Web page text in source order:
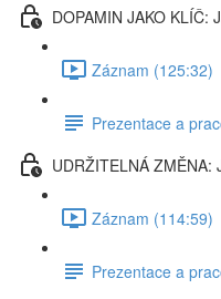
DOPAMIN JAKO
Záznam (125:32)
Prezentace a
UDRŽITELNÁ
Záznam (114:59)
Prezentace a